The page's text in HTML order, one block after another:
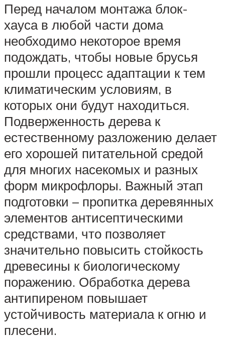
Перед началом монтажа блок-
хауса в любой части дома
необходимо некоторое время
подождать, чтобы новые брусья
прошли процесс адаптации к тем
климатическим условиям, в
которых они будут находиться.
Подверженность дерева к
естественному разложению делает
его хорошей питательной средой
для многих насекомых и разных
форм микрофлоры. Важный этап
подготовки – пропитка деревянных
элементов антисептическими
средствами, что позволяет
значительно повысить стойкость
древесины к биологическому
поражению. Обработка дерева
антипиреном повышает
устойчивость материала к огню и
плесени.